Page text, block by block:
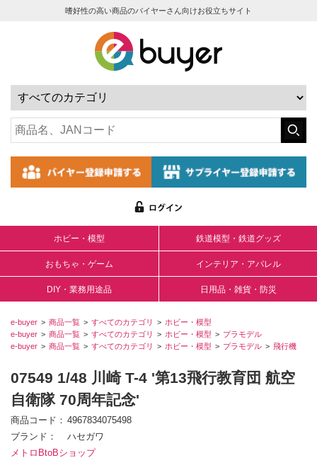
嗜好性の高い商品のバイヤーさん向けお役立ちサイト
ホビー・模型 鉄道模型・鉄道グッズ
おもちゃ・ゲーム インテリア・アパレル
DIY・業務用途品 日用品・雑貨・防災
e-buyer 商品一覧 すべてのカテゴリ
ホビー・模型
e-buyer
商品一覧 すべてのカテゴリ ホビー・模型
プラモデル
e-buyer
商品一覧 すべてのカテゴリ ホビー・模型 プラモデル 飛行機
07549 1/48 川崎 T-4 '第13飛行教育団 航空
自衛隊 70周年記念'
商品コード
4967834075498
ブランド
ハセガワ
メトロBtoBショップ